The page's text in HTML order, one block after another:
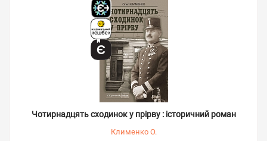
Чотирнадцять сходинок у прірву : історичний роман
Клименко О.